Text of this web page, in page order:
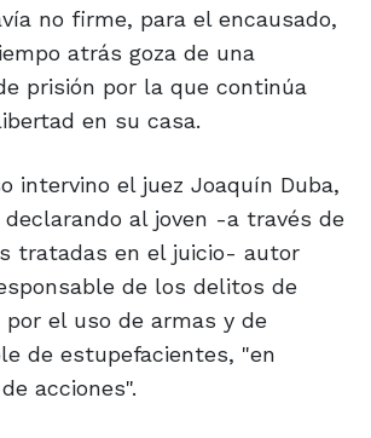
no firme, para el encausado,
atrás goza de una
prisión por la que continúa
en su casa.
intervino el juez Joaquín Duba,
al joven -a través de
tratadas en el juicio- autor
de los delitos de
por el uso de armas y de
de estupefacientes, "en
acciones".